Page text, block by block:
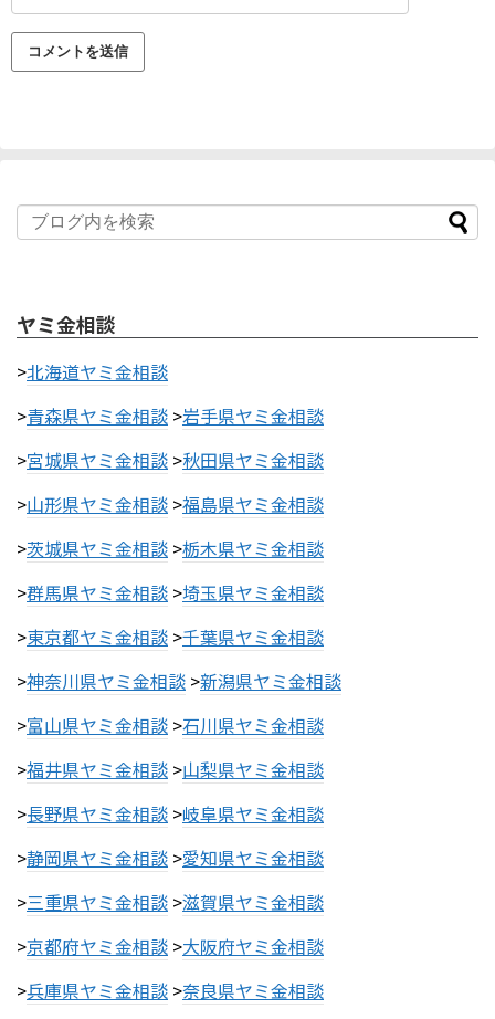
ヤミ金相談
>北海道ヤミ金相談
>青森県ヤミ金相談 >岩手県ヤミ金相談
>宮城県ヤミ金相談 >秋田県ヤミ金相談
>山形県ヤミ金相談 >福島県ヤミ金相談
>茨城県ヤミ金相談 >栃木県ヤミ金相談
>群馬県ヤミ金相談 >埼玉県ヤミ金相談
>東京都ヤミ金相談 >千葉県ヤミ金相談
>神奈川県ヤミ金相談 >新潟県ヤミ金相談
>富山県ヤミ金相談 >石川県ヤミ金相談
>福井県ヤミ金相談 >山梨県ヤミ金相談
>長野県ヤミ金相談 >岐阜県ヤミ金相談
>静岡県ヤミ金相談 >愛知県ヤミ金相談
>三重県ヤミ金相談 >滋賀県ヤミ金相談
>京都府ヤミ金相談 >大阪府ヤミ金相談
>兵庫県ヤミ金相談 >奈良県ヤミ金相談